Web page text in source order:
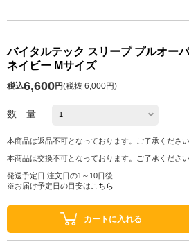
バイタルテック スリープ プルオー
ネイビー Mサイズ
税込6,600円(税抜 6,000円)
数 量
本商品は返品不可となっております。ご了承ください
本商品は交換不可となっております。ご了承ください
発送予定日 注文日の1～10日後
※お届け予定日の目安は こちら
カートに入れる